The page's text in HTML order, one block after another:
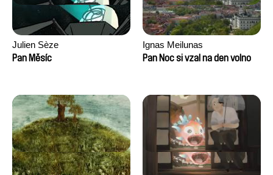
Julien Sèze
Pan Měsíc
Ignas Meilunas
Pan Noc si vzal na den volno